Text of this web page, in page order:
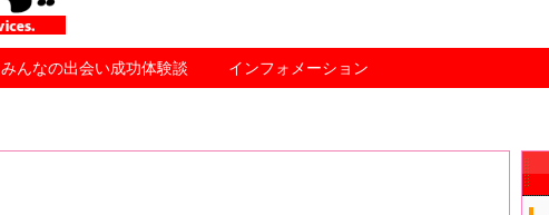
みんなの出会い成功体験談 インフォメーション